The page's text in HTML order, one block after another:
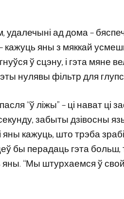
ад дома –
кажуць яны з мяккай
ў сцэну, і гэта мяне
нулявы фільтр для
“ў ліжы” – ці нават ці
забыты дзівосны
кажуць, што трэба
бы перадаць гэта больш,
“Мы штурхаемся ў